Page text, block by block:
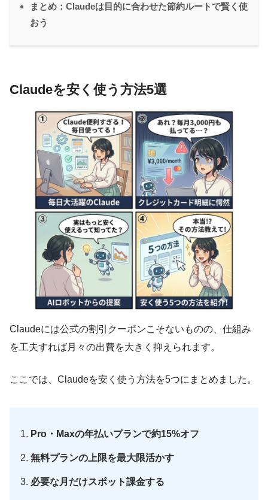
まとめ：Claudeは目的に合わせた節約ルートで賢く使
おう
Claudeを安く使う方法5選
Claudeには公式の割引クーポンこそないものの、仕組み
を工夫すれば月々の出費を大きく抑えられます。
ここでは、Claudeを安く使う方法を5つにまとめました。
Pro・Maxの年払いプランで約15%オフ
無料プランの上限を最大限活かす
必要な月だけスポット課金する